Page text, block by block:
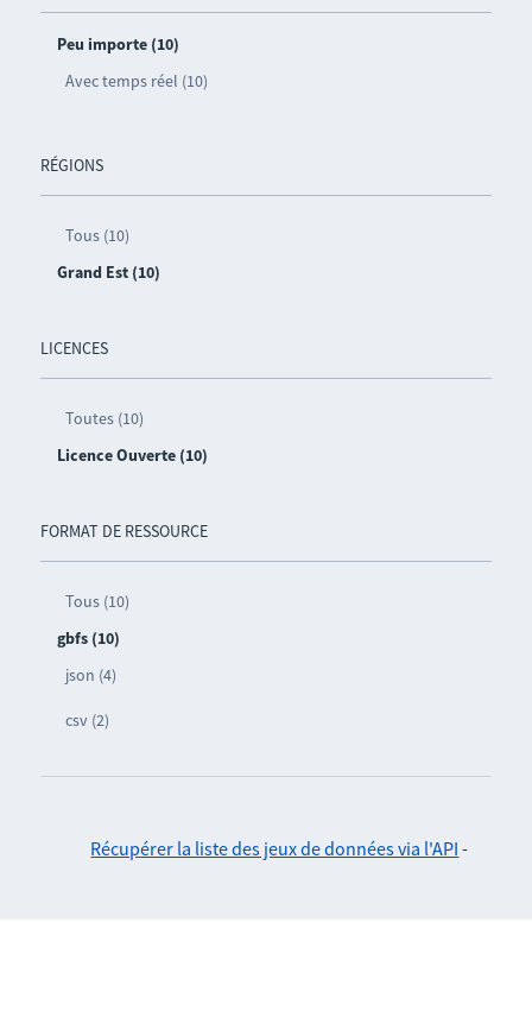
Peu importe (10)
Avec temps réel (10)
RÉGIONS
Tous (10)
Grand Est (10)
LICENCES
Toutes (10)
Licence Ouverte (10)
FORMAT DE RESSOURCE
Tous (10)
gbfs (10)
json (4)
csv (2)
Récupérer la liste des jeux de données via l'API -